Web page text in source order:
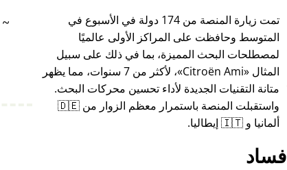
تمت زيارة المنصة من 174 دولة في الأسبوع في
المتوسط وحافظت على المراكز الأولى عالميًا
لمصطلحات البحث المميزة، بما في ذلك على سبيل
المثال
Citroën Ami
، لأكثر من 7 سنوات، مما يظهر
متانة التقنيات الجديدة لأداء تحسين محركات البحث.
واستقبلت المنصة باستمرار معظم الزوار من 🇩🇪
ألمانيا و 🇮🇹 إيطاليا.
فساد
~